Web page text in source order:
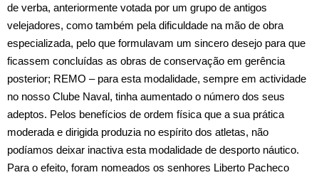
de verba, anteriormente votada por um grupo de antigos
velejadores, como também pela dificuldade na mão de obra
especializada, pelo que formulavam um sincero desejo para que
ficassem concluídas as obras de conservação em gerência
posterior; REMO – para esta modalidade, sempre em actividade
no nosso Clube Naval, tinha aumentado o número dos seus
adeptos. Pelos benefícios de ordem física que a sua prática
moderada e dirigida produzia no espírito dos atletas, não
podíamos deixar inactiva esta modalidade de desporto náutico.
Para o efeito, foram nomeados os senhores Liberto Pacheco